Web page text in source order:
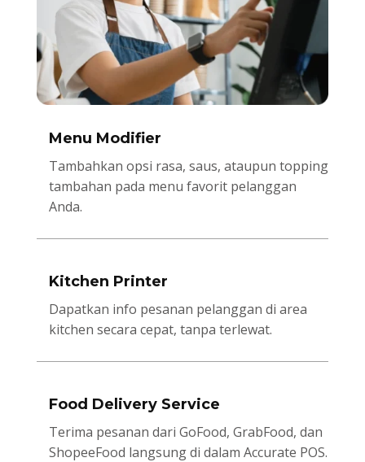
Menu Modifier
Tambahkan opsi rasa, saus, ataupun topping
tambahan pada menu favorit pelanggan
Anda.
Kitchen Printer
Dapatkan info pesanan pelanggan di area
kitchen secara cepat, tanpa terlewat.
Food Delivery Service
Terima pesanan dari GoFood, GrabFood, dan
ShopeeFood langsung di dalam Accurate POS.